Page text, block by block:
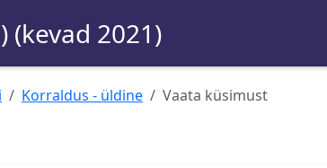
(kevad 2021)
Korraldus - üldine Vaata küsimust